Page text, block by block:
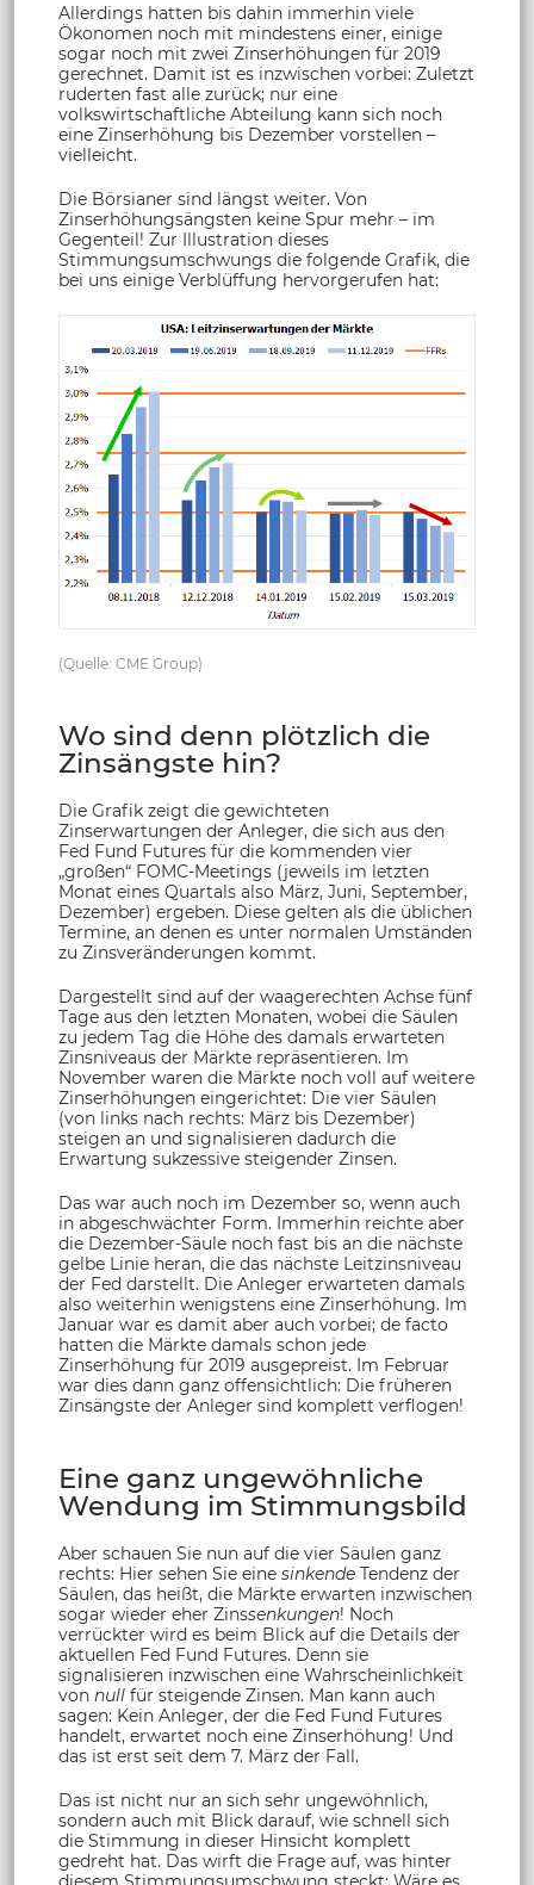
Allerdings hatten bis dahin immerhin viele
Ökonomen noch mit mindestens einer, einige
sogar noch mit zwei Zinserhöhungen für 2019
gerechnet. Damit ist es inzwischen vorbei: Zuletzt
ruderten fast alle zurück; nur eine
volkswirtschaftliche Abteilung kann sich noch
eine Zinserhöhung bis Dezember vorstellen –
vielleicht.
Die Börsianer sind längst weiter. Von
Zinserhöhungsängsten keine Spur mehr – im
Gegenteil! Zur Illustration dieses
Stimmungsumschwungs die folgende Grafik, die
bei uns einige Verblüffung hervorgerufen hat:
(Quelle: CME Group)
Wo sind denn plötzlich die
Zinsängste hin?
Die Grafik zeigt die gewichteten
Zinserwartungen der Anleger, die sich aus den
Fed Fund Futures für die kommenden vier
„großen“ FOMC-Meetings (jeweils im letzten
Monat eines Quartals also März, Juni, September,
Dezember) ergeben. Diese gelten als die üblichen
Termine, an denen es unter normalen Umständen
zu Zinsveränderungen kommt.
Dargestellt sind auf der waagerechten Achse fünf
Tage aus den letzten Monaten, wobei die Säulen
zu jedem Tag die Höhe des damals erwarteten
Zinsniveaus der Märkte repräsentieren. Im
November waren die Märkte noch voll auf weitere
Zinserhöhungen eingerichtet: Die vier Säulen
(von links nach rechts: März bis Dezember)
steigen an und signalisieren dadurch die
Erwartung sukzessive steigender Zinsen.
Das war auch noch im Dezember so, wenn auch
in abgeschwächter Form. Immerhin reichte aber
die Dezember-Säule noch fast bis an die nächste
gelbe Linie heran, die das nächste Leitzinsniveau
der Fed darstellt. Die Anleger erwarteten damals
also weiterhin wenigstens eine Zinserhöhung. Im
Januar war es damit aber auch vorbei; de facto
hatten die Märkte damals schon jede
Zinserhöhung für 2019 ausgepreist. Im Februar
war dies dann ganz offensichtlich: Die früheren
Zinsängste der Anleger sind komplett verflogen!
Eine ganz ungewöhnliche
Wendung im Stimmungsbild
Aber schauen Sie nun auf die vier Säulen ganz
rechts: Hier sehen Sie eine sinkende Tendenz der
Säulen, das heißt, die Märkte erwarten inzwischen
sogar wieder eher Zinssenkungen! Noch
verrückter wird es beim Blick auf die Details der
aktuellen Fed Fund Futures. Denn sie
signalisieren inzwischen eine Wahrscheinlichkeit
von null für steigende Zinsen. Man kann auch
sagen: Kein Anleger, der die Fed Fund Futures
handelt, erwartet noch eine Zinserhöhung! Und
das ist erst seit dem 7. März der Fall.
Das ist nicht nur an sich sehr ungewöhnlich,
sondern auch mit Blick darauf, wie schnell sich
die Stimmung in dieser Hinsicht komplett
gedreht hat. Das wirft die Frage auf, was hinter